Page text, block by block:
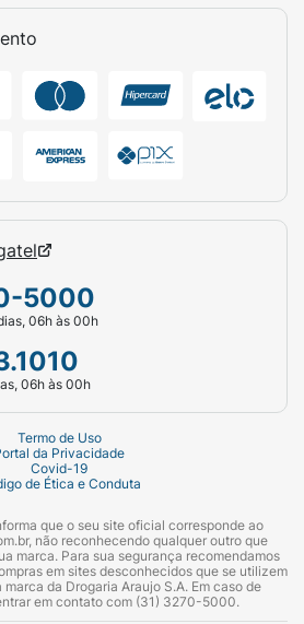
5000
06h às 00h
06h às 00h
Termo de Uso
da Privacidade
Covid-19
de Ética e Conduta
que o seu site oficial corresponde ao
não reconhecendo qualquer outro que
marca. Para sua segurança recomendamos
em sites desconhecidos que se utilizem
da Drogaria Araujo S.A. Em caso de
em contato com (31) 3270-5000.